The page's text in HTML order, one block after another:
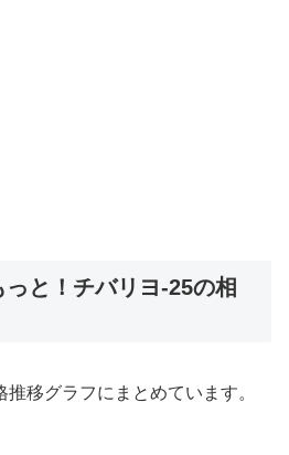
っと！チバリヨ-25の相
移グラフにまとめています。